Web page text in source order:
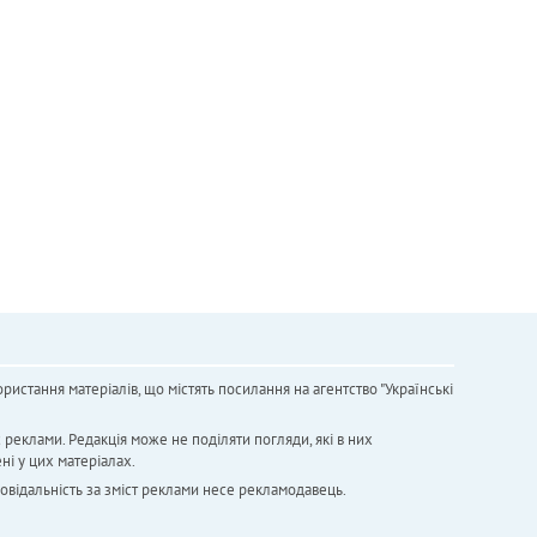
матеріалів, що містять посилання на агентство "Українськi
Редакція може не поділяти погляди, які в них
у цих матеріалах.
за зміст реклами несе рекламодавець.